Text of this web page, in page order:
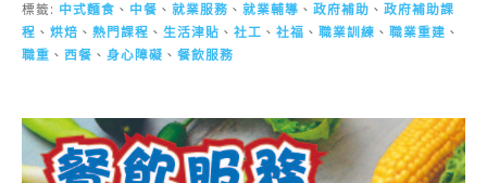
標籤: 中式麵食 、 中餐 、 就業服務 、 就業輔導 、 政府補助 、 政府補助課
程 、 烘焙 、 熱門課程 、 生活津貼 、 社工 、 社福 、 職業訓練 、 職業重建 、
職重 、 西餐 、 身心障礙 、 餐飲服務